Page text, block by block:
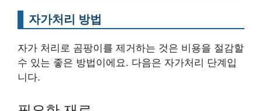
자가처리 방법
자가 처리로 곰팡이를 제거하는 것은 비용을 절감할
수 있는 좋은 방법이에요. 다음은 자가처리 단계입
니다.